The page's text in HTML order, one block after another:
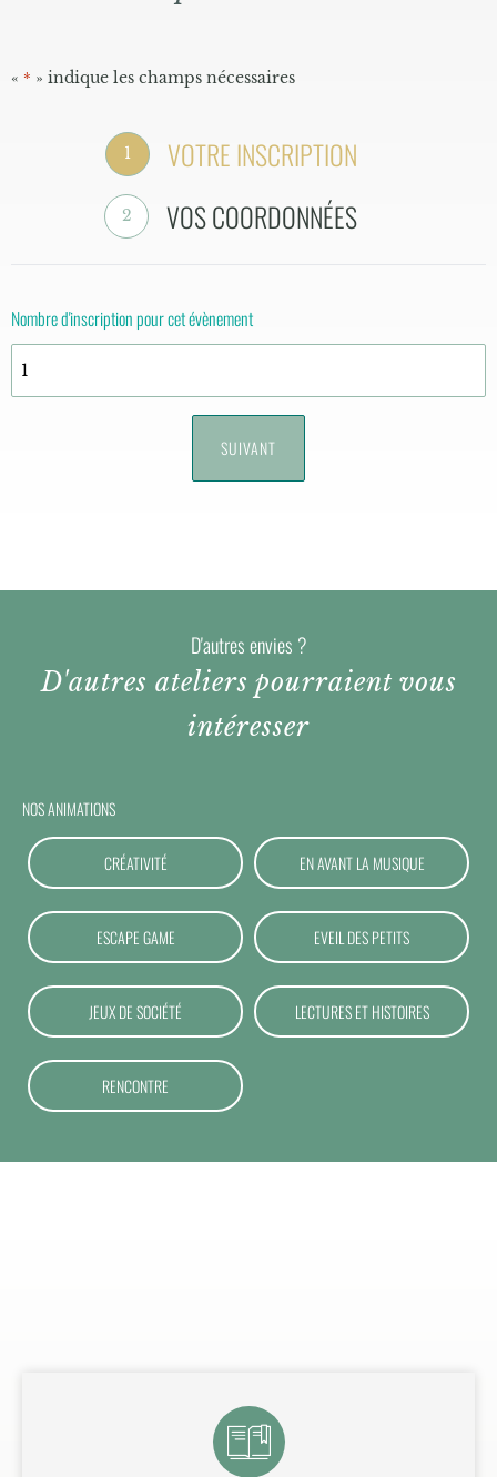
« * » indique les champs nécessaires
1 VOTRE INSCRIPTION
2 VOS COORDONNÉES
Nombre d'inscription pour cet évènement
D'autres envies ?
D'autres ateliers pourraient vous
intéresser
NOS ANIMATIONS
CRÉATIVITÉ EN AVANT LA MUSIQUE
ESCAPE GAME EVEIL DES PETITS
JEUX DE SOCIÉTÉ LECTURES ET HISTOIRES
RENCONTRE